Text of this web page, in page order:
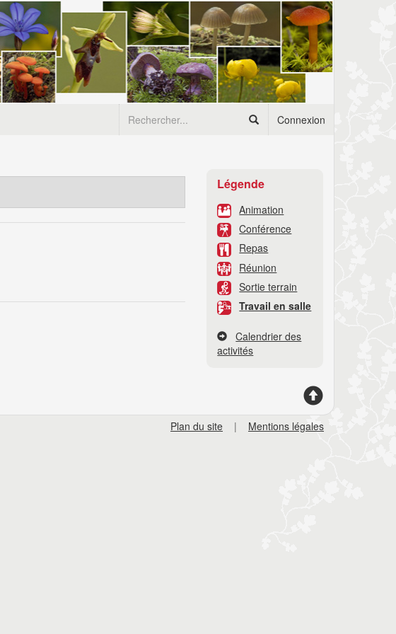
Connexion
Légende
Animation
Conférence
Repas
Réunion
Sortie terrain
Travail en salle
Calendrier des
activités
Plan du site | Mentions légales